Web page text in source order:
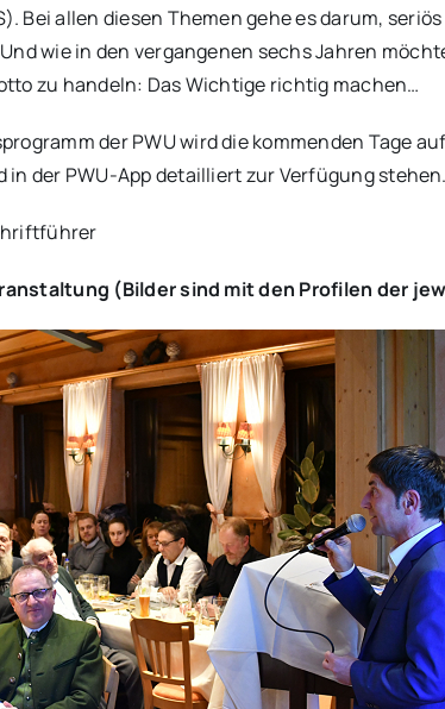
Bei allen diesen Themen gehe es darum,
wie in den vergangenen sechs Jahren
zu handeln: Das Wichtige richtig machen…
der PWU wird die kommenden Tage
der PWU-App detailliert zur Verfügung stehen.
(Bilder sind mit den Profilen der